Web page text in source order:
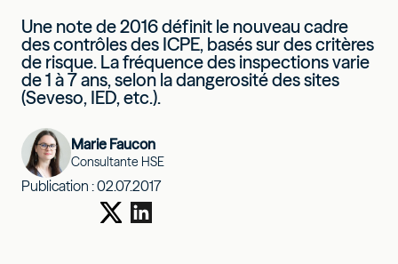
Une note de 2016 définit le nouveau cadre
des contrôles des ICPE, basés sur des critères
de risque. La fréquence des inspections varie
de 1 à 7 ans, selon la dangerosité des sites
(Seveso, IED, etc.).
Marie Faucon
Consultante HSE
Publication :02.07.2017